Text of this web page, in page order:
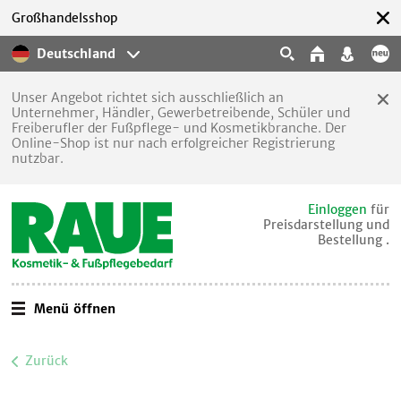
Deutschland
Großhandelsshop
Unser Angebot richtet sich ausschließlich an
Unternehmer, Händler, Gewerbetreibende, Schüler und
Freiberufler der Fußpflege- und Kosmetikbranche. Der
Online-Shop ist nur nach erfolgreicher Registrierung
nutzbar.
Einloggen für
Preisdarstellung und
Bestellung .
Menü öffnen
Zurück